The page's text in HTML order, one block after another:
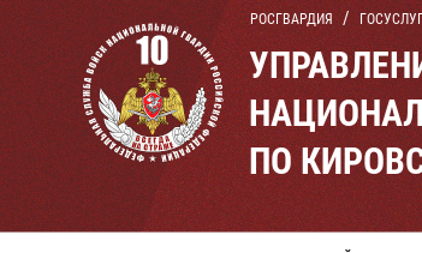
РОСГВАРДИЯ
ПО